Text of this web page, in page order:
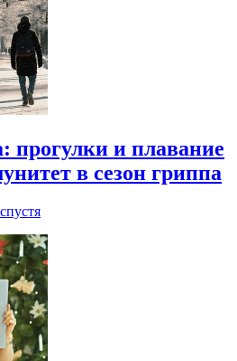
прогулки и плавание
в сезон гриппа